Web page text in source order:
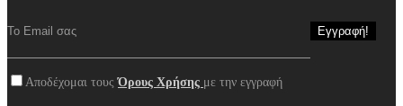
Αποδέχομαι τουςΌρους Χρήσης με την εγγραφή